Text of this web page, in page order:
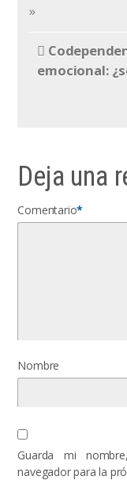
»
emocional:
Deja una
Comentario*
Nombre
Guarda mi
navegador para la